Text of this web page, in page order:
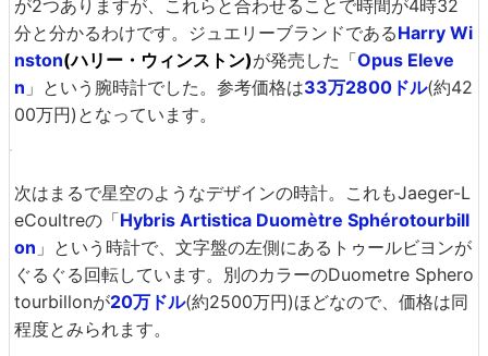
続いての時計は真ん中に「3」という数字が浮かんでいま
す。